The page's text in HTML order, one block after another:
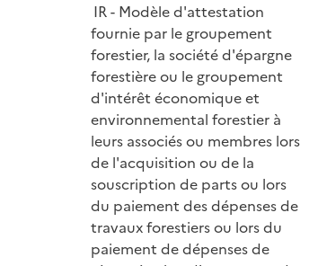
IR - Modèle d'attestation
fournie par le groupement
forestier, la société d'épargne
forestière ou le groupement
d'intérêt économique et
environnemental forestier à
leurs associés ou membres lors
de l'acquisition ou de la
souscription de parts ou lors
du paiement des dépenses de
travaux forestiers ou lors du
paiement de dépenses de